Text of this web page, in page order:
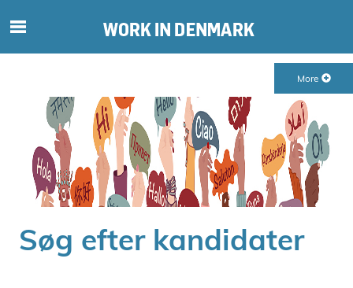
r
i
n
h
o
More
Søg efter kandidater